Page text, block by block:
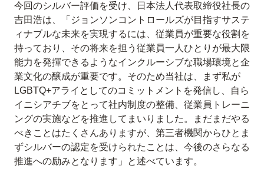
今回のシルバー評価を受け、日本法人代表取締役社長の
吉田浩は、「ジョンソンコントロールズが目指すサステ
ィナブルな未来を実現するには、従業員が重要な役割を
持っており、その将来を担う従業員一人ひとりが最大限
能力を発揮できるようなインクルーシブな職場環境と企
業文化の醸成が重要です。そのため当社は、まず私が
LGBTQ+アライとしてのコミットメントを発信し、自ら
イニシアチブをとって社内制度の整備、従業員トレーニ
ングの実施などを推進してまいりました。まだまだやる
べきことはたくさんありますが、第三者機関からひとま
ずシルバーの認定を受けられたことは、今後のさらなる
推進への励みとなります」と述べています。